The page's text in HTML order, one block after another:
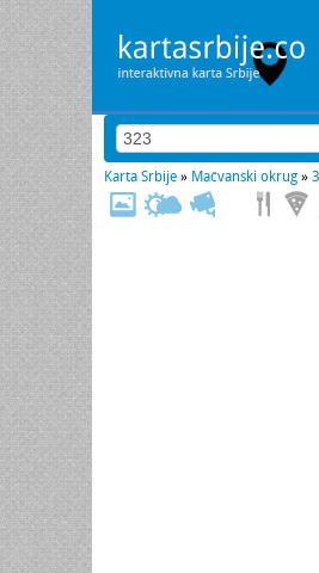
Karta Srbije » Mačvanski okrug »